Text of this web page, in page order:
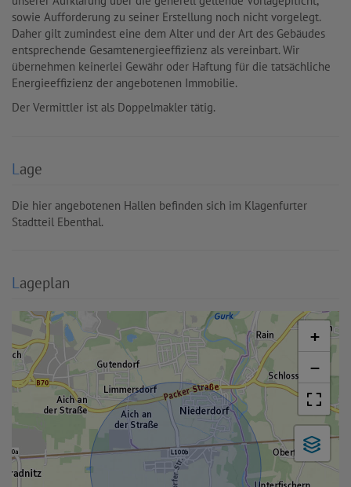
sowie Aufforderung zu seiner Erstellung noch nicht vorgelegt.
Daher gilt zumindest eine dem Alter und der Art des Gebäudes
entsprechende Gesamtenergieeffizienz als vereinbart. Wir
übernehmen keinerlei Gewähr oder Haftung für die tatsächliche
Energieeffizienz der angebotenen Immobilie.
Der Vermittler ist als Doppelmakler tätig.
Lage
Die hier angebotenen Hallen befinden sich im Klagenfurter
Stadtteil Ebenthal.
Lageplan
+
−